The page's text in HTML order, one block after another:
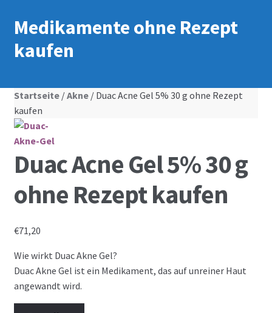
Medikamente ohne Rezept
kaufen
Startseite/Akne/ Duac Acne Gel 5% 30 g ohne Rezept
kaufen
Duac Acne Gel 5% 30 g
ohne Rezept kaufen
€71,20
Wie wirkt Duac Akne Gel?
Duac Akne Gel ist ein Medikament, das auf unreiner Haut
angewandt wird.